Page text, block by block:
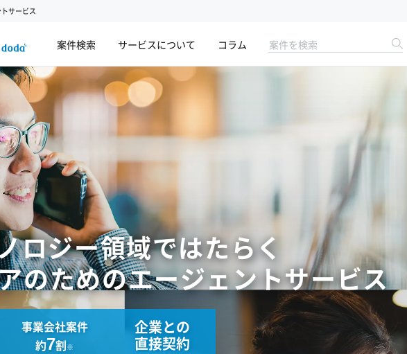
サービス
案件検索 サービスについて コラム
ロジー領域ではたらく
のためのエージェントサービス
事業会社案件
約7割 ※
企業との
直接契約